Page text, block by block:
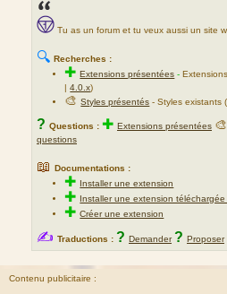
Tu as un forum et tu veux aussi un site
🔍 Recherches :
✚Extensions présentées -
|4.0.x)
🎨Styles présentés - Styles existants (
? Questions : ✚ Extensions présentées 🎨
questions
📖 Documentations :
✚ Installer une extension
✚ Installer une extension téléchargée
✚Créer une extension
✍ Traductions : ? Demander ? Proposer
Contenu publicitaire :